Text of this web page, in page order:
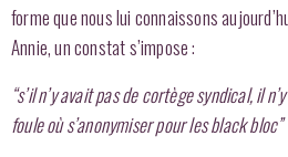
forme que nous lui connaissons
Annie, un constat s’impose :
“s’il n’y avait pas de cortège syndical, il
foule où s’anonymiser pour les black bloc”